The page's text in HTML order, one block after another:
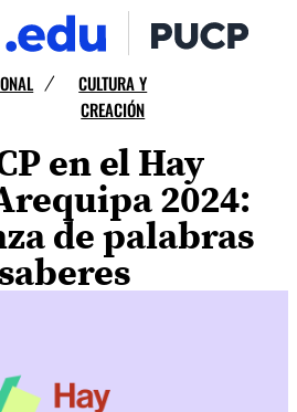
/
CULTURA Y
CREACIÓN
en el Hay
2024:
de palabras